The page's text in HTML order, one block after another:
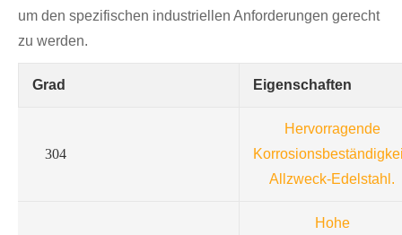
um den spezifischen industriellen Anforderungen gerecht
zu werden.
Grad Eigenschaften
304
Hervorragende
Allzweck-Edelstahl.
Hohe